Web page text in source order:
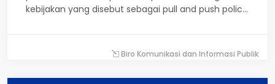
kebijakan yang disebut sebagai pull and push policy.
menyaksikan penandatanganan kerjasama sistem
Pemerintah Kota Solo, Pemprov DIY, PT. KAI dan PT.
Biro Komunikasi dan Informasi Publik